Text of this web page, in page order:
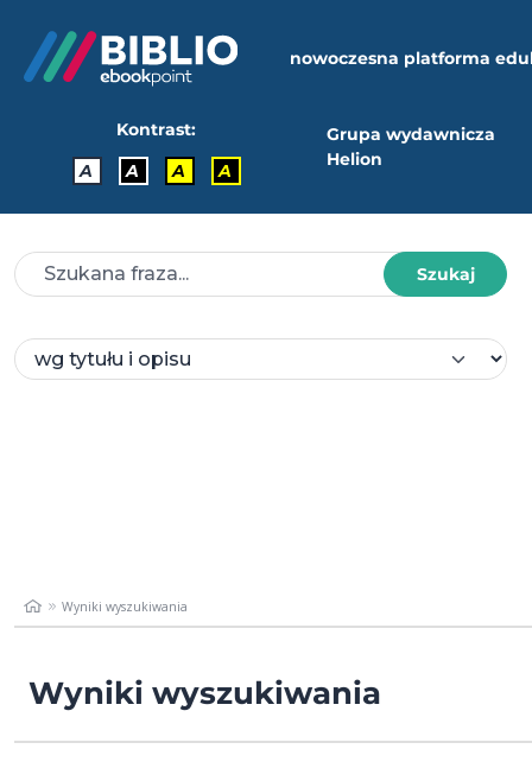
nowoczesna platforma
Kontrast:
A
A A A
Grupa wydawnicza
Helion
Szukaj
Wyniki wyszukiwania
Wyniki wyszukiwania